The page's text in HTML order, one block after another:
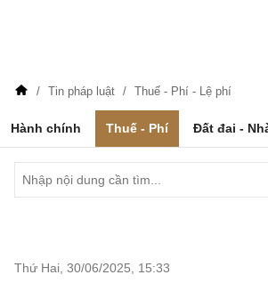
Tin pháp luật Thuế - Phí - Lệ phí
Hành chính Thuế - Phí Đất đai -
Thứ Hai, 30/06/2025 15:33